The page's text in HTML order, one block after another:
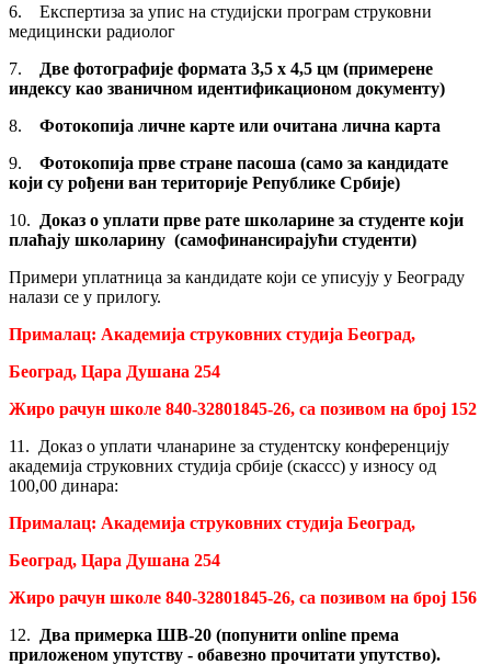
6. Експертиза за упис на студијски програм струковни
медицински радиолог
7.
Две фотографије формата 3,5 х 4,5 цм (примерене
индексу као званичном идентификационом документу)
8. Фотокопија личне карте или очитана лична карта
9. Фотокопија прве стране пасоша (само за кандидате
који су рођени ван територије Републике Србије)
10.
Доказ о уплати прве рате школарине за студенте који
плаћају школарину (самофинансирајући студенти)
Примери уплатница за кандидате који се уписују у Београду
налази се у прилогу.
Прималац: Академија струковних студија Београд,
Београд, Цара Душана 254
Жиро рачун школе 840-32801845-26, са позивом на број 152
11. Доказ о уплати чланарине за студентску конференцију
академија струковних студија србије (скассс) у износу од
100,00 динара:
Прималац: Академија струковних студија Београд,
Београд, Цара Душана 254
Жиро рачун школе 840-32801845-26, са позивом на број 156
12.
Два примерка ШВ-20 (попунити online према
приложеном упутству - обавезно прочитати упутство).